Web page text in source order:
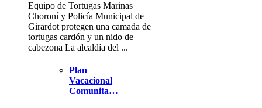
Equipo de Tortugas Marinas
Choroní y Policía Municipal de
Girardot protegen una camada de
tortugas cardón y un nido de
cabezona La alcaldía del ...
Plan
Vacacional
Comunita…